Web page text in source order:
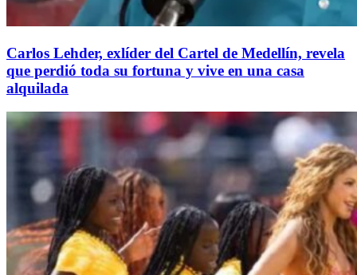
Carlos Lehder, exlíder del Cartel de Medellín, revela
que perdió toda su fortuna y vive en una casa
alquilada